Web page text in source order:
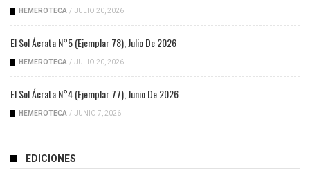
HEMEROTECA / JULIO 20, 2026
El Sol Ácrata N°5 (ejemplar 78), Julio De 2026
HEMEROTECA / JULIO 20, 2026
El Sol Ácrata N°4 (ejemplar 77), Junio De 2026
HEMEROTECA / JUNIO 7, 2026
EDICIONES